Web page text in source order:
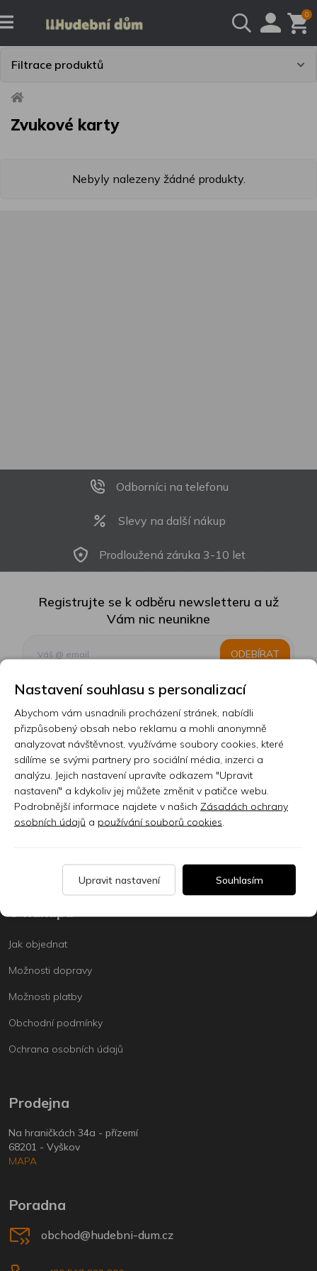
0
Filtrace produktů
Zvukové karty
Nebyly nalezeny žádné produkty.
Odborníci na telefonu
Slevy na další nákup
Prodloužená záruka 3-10 let
Registrujte se k odběru newsletteru a už
Vám nic neunikne
ODEBÍRAT
Kontakt
Prodejna
Sklady
Servis
Nabídka práce
O nákupu
Jak objednat
Možnosti dopravy
Možnosti platby
Obchodní podmínky
Ochrana osobních údajů
Prodejna
Na hraničkách 34a - přízemí
68201 - Vyškov
MAPA
Poradna
obchod@hudebni-dum.cz
Nastavení souhlasu s personalizací
Abychom vám usnadnili procházení stránek, nabídli
přizpůsobený obsah nebo reklamu a mohli anonymně
analyzovat návštěvnost, využíváme soubory cookies, které
sdílíme se svými partnery pro sociální média, inzerci a
analýzu. Jejich nastavení upravíte odkazem "Upravit
nastavení" a kdykoliv jej můžete změnit v patičce webu.
Podrobnější informace najdete v našich Zásadách ochrany
osobních údajů a používání souborů cookies
Upravit nastavení Souhlasím